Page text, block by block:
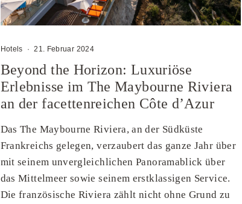
Hotels · 21. Februar 2024
Beyond the Horizon: Luxuriöse
Erlebnisse im The Maybourne Riviera
an der facettenreichen Côte d’Azur
Das The Maybourne Riviera, an der Südküste
Frankreichs gelegen, verzaubert das ganze Jahr über
mit seinem unvergleichlichen Panoramablick über
das Mittelmeer sowie seinem erstklassigen Service.
Die französische Riviera zählt nicht ohne Grund zu